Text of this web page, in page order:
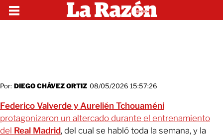
Por: DIEGO CHÁVEZ ORTIZ 08/05/2026 15:57:26
Federico Valverde y Aurelién Tchouaméni
protagonizaron un altercado durante el entrenamiento
del Real Madrid, del cual se habló toda la semana, y la